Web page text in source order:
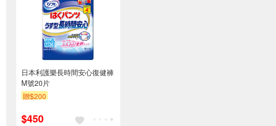
日本利護樂長時間安心復健褲
M號20片
贈$200
$450